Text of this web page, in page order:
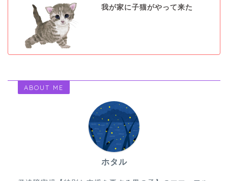
我が家に子猫がやって来た
ABOUT ME
ホタル